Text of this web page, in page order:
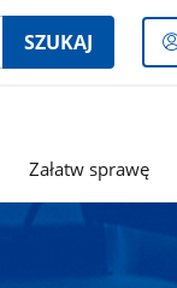
SZUKAJ
Załatw sprawę